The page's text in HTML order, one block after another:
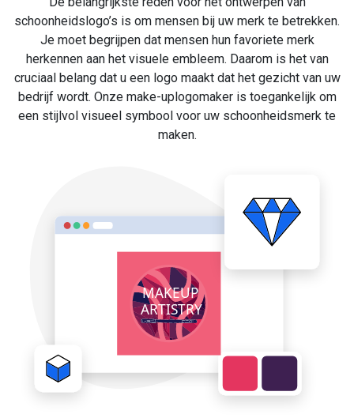
schoonheidslogo’s is om mensen bij uw merk te betrekken.
Je moet begrijpen dat mensen hun favoriete merk
herkennen aan het visuele embleem. Daarom is het van
cruciaal belang dat u een logo maakt dat het gezicht van uw
bedrijf wordt. Onze make-uplogomaker is toegankelijk om
een stijlvol visueel symbool voor uw schoonheidsmerk te
maken.